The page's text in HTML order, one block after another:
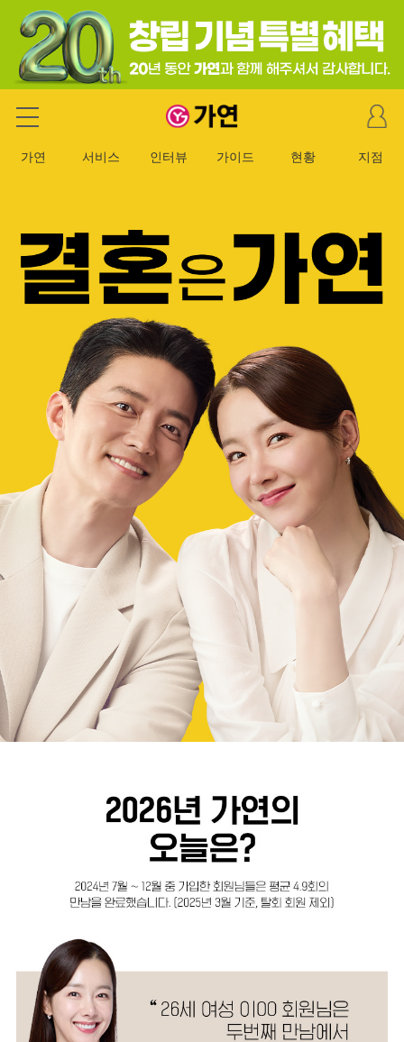
가연 결혼정보회사
마
이
이
가연 서비스 인터뷰 가이드 현황 지점